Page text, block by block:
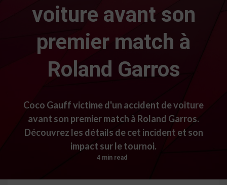
voiture avant son
premier match à
Roland Garros
Coco Gauff victime d'un accident de voiture
avant son premier match à Roland Garros.
Découvrez les détails de cet incident et son
impact sur le tournoi.
4 min read